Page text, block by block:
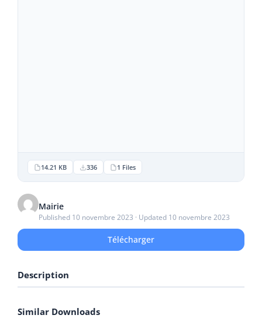
14.21 KB 336 1 Files
Mairie
Published 10 novembre 2023 · Updated 10 novembre 2023
Télécharger
Description
Similar Downloads